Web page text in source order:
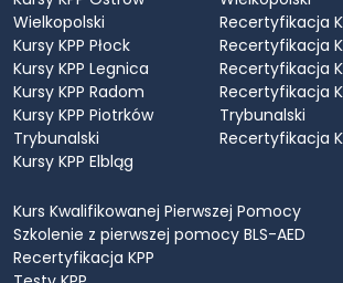
Wielkopolski
Kursy KPP Płock
Kursy KPP Legnica
Kursy KPP Radom
Kursy KPP Piotrków
Trybunalski
Kursy KPP Elbląg
Recertyfikacja
Recertyfikacja
Recertyfikacja
Recertyfikacja
Trybunalski
Recertyfikacja
Kurs Kwalifikowanej Pierwszej Pomocy
Szkolenie z pierwszej pomocy BLS-AED
Recertyfikacja KPP